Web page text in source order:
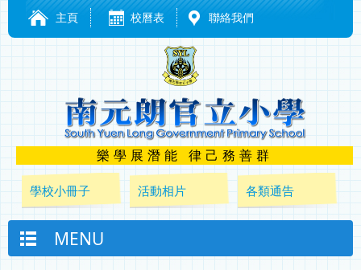
主頁 校曆表 聯絡我們
樂學展潛能 律己務善群
學校小冊子 活動相片 各類通告
MENU